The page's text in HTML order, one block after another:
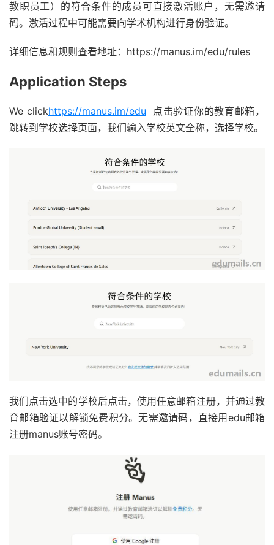
教职员工）的符合条件的成员可直接激活账户，无需邀请
码。激活过程中可能需要向学术机构进行身份验证。
详细信息和规则查看地址：https://manus.im/edu/rules
Application Steps
We clickhttps://manus.im/edu 点击验证你的教育邮箱，
跳转到学校选择页面，我们输入学校英文全称，选择学校。
我们点击选中的学校后点击，使用任意邮箱注册，并通过教
育邮箱验证以解锁免费积分。无需邀请码，直接用edu邮箱
注册manus账号密码。